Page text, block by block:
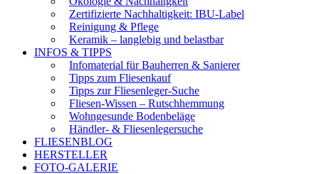
Zertifizierte Nachhaltigkeit: IBU-Label
Reinigung & Pflege
Keramik – langlebig und belastbar
INFOS & TIPPS
Infomaterial für Bauherren & Sanierer
Tipps zum Fliesenkauf
Tipps zur Fliesenleger-Suche
Fliesen-Wissen – Rutschhemmung
Wohngesunde Bodenbeläge
Händler- & Fliesenlegersuche
FLIESENBLOG
HERSTELLER
FOTO-GALERIE